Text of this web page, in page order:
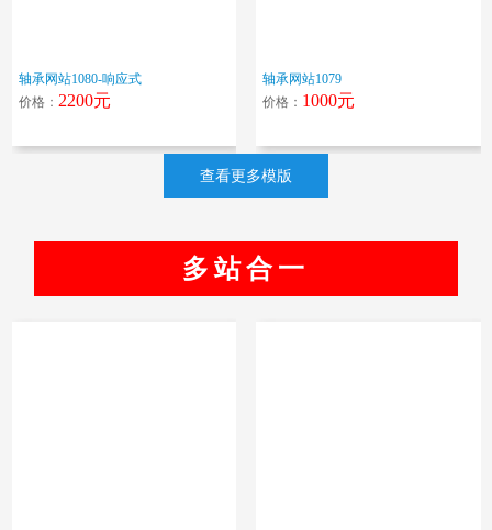
轴承网站1080-响应式
价格： 2200元
轴承网站1079
价格： 1000元
查看更多模版
多站合一